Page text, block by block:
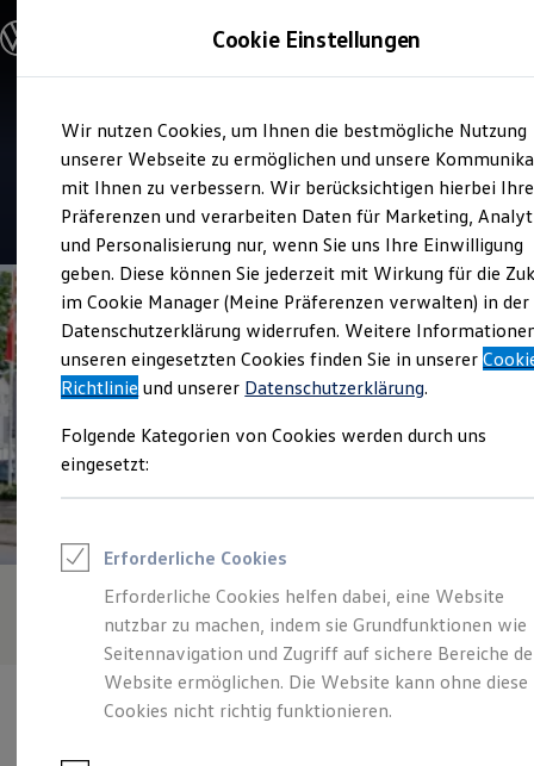
Hauptinhalt
springen
Footer
springen
Modelle und Konfigurator
Modelle vergleichen
Elektroautos
ENERGY Sondermodelle
Nutzfahrzeuge
SUV und CUV
Familienautos
Kombis
Kompaktwagen
Sportwagen
Schnell verfügbare Fahrzeuge
Angebote und Produkte
Aktuelle Angebote
E-Auto-Förderung
Volkswagen Marktplatz
Junge Gebrauchtwagen und Gebrauchtwagen
Volkswagen Zertifizierte Gebrauchtwagen
Zubehör- und Serviceangebote
Leasing
Leasing-Angebote
Gebrauchtwagen Leasing
Junge Gebrauchtwagen-Leasing
Elektroauto Leasing
Kleinwagen-Leasing
Leasing ohne Anzahlung
Finanzierung
Service
Tiemeyer Oberhausen
4.6| 144 Bewertungen
Cookie Einstellungen
Wir nutzen Cookies, um Ihnen die bestmögliche Nutzung
unserer Webseite zu ermöglichen und unsere
mit Ihnen zu verbessern. Wir berücksichtigen hierbei Ihre
Präferenzen und verarbeiten Daten für Marketing,
und Personalisierung nur, wenn Sie uns Ihre Einwilligung
geben. Diese können Sie jederzeit mit Wirkung für die
im Cookie Manager (Meine Präferenzen verwalten) in der
Datenschutzerklärung widerrufen. Weitere
unseren eingesetzten Cookies finden Sie in unserer
Richtlinie und unserer Datenschutzerklärung.
Folgende Kategorien von Cookies werden durch uns
eingesetzt:
Erforderliche Cookies
Erforderliche Cookies helfen dabei, eine Website
nutzbar zu machen, indem sie Grundfunktionen wie
Seitennavigation und Zugriff auf sichere Bereiche
Website ermöglichen. Die Website kann ohne diese
Cookies nicht richtig funktionieren.